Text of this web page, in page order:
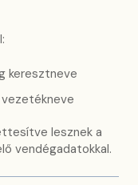
keresztneve
lesznek a
vendégadatokkal.